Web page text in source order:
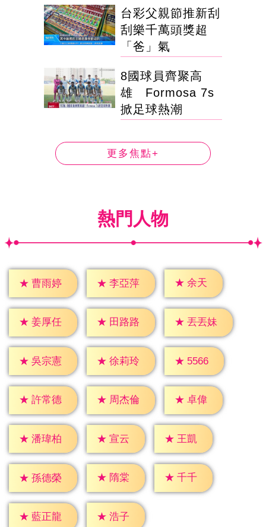
台彩父親節推新刮
刮樂千萬頭獎超
「爸」氣
8國球員齊聚高
雄 Formosa 7s
掀足球熱潮
更多焦點+
熱門人物
★ 曹雨婷 ★ 李亞萍 ★ 余天
★ 姜厚任 ★ 田路路 ★ 丟丟妹
★ 吳宗憲 ★ 徐莉玲 ★ 5566
★ 許常德 ★ 周杰倫 ★ 卓偉
★ 潘瑋柏 ★ 宣云 ★ 王凱
★ 孫德榮 ★ 隋棠 ★ 千千
★ 藍正龍 ★ 浩子